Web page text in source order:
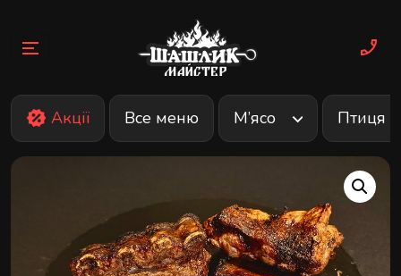
content
Акції Все меню М’ясо Птиця